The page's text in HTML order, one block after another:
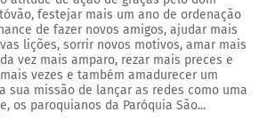
festejar mais um ano de ordenação
de fazer novos amigos, ajudar mais
lições, sorrir novos motivos, amar mais
vez mais amparo, rezar mais preces e
vezes e também amadurecer um
sua missão de lançar as redes como uma
os paroquianos da Paróquia São...